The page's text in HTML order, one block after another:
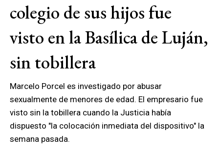
colegio de sus hijos fue
visto en la Basílica de Luján,
sin tobillera
Marcelo Porcel es investigado por abusar
sexualmente de menores de edad. El empresario fue
visto sin la tobillera cuando la Justicia había
dispuesto "la colocación inmediata del dispositivo" la
semana pasada.